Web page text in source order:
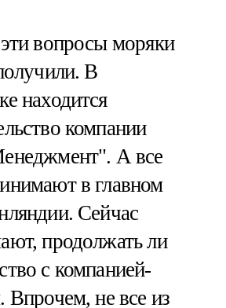
вопросы моряки
В
находится
компании
А все
в главном
Сейчас
продолжать ли
с компанией-
Впрочем, не все из